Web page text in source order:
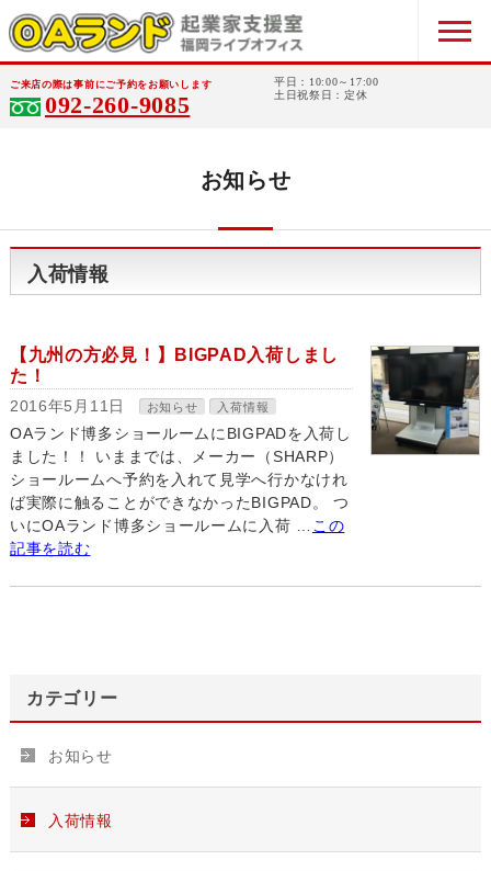
ご来店の際は事前にご予約をお願いします
092-260-9085
平日：10:00～17:00
土日祝祭日：定休
お知らせ
入荷情報
【九州の方必見！】BIGPAD入荷しまし
た！
2016年5月11日 お知らせ 入荷情報
OAランド博多ショールームにBIGPADを入荷し
ました！！ いままでは、メーカー（SHARP）
ショールームへ予約を入れて見学へ行かなけれ
ば実際に触ることができなかったBIGPAD。 つ
いにOAランド博多ショールームに入荷 …
この
記事を読む
カテゴリー
お知らせ
入荷情報